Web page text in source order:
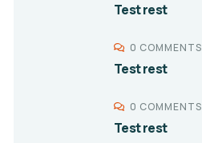
Test rest
0 COMMENTS
Test rest
0 COMMENTS
Test rest